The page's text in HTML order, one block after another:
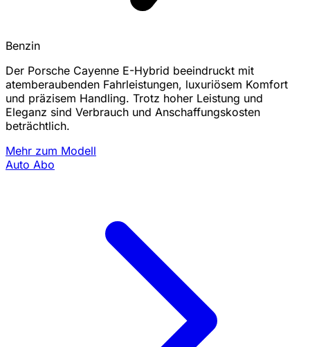
Benzin
Der Porsche Cayenne E-Hybrid beeindruckt mit
atemberaubenden Fahrleistungen, luxuriösem Komfort
und präzisem Handling. Trotz hoher Leistung und
Eleganz sind Verbrauch und Anschaffungskosten
beträchtlich.
Mehr zum Modell
Auto Abo